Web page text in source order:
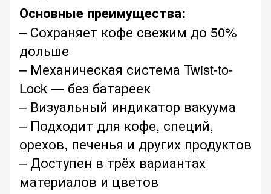
Основные преимущества:
– Сохраняет кофе свежим до 50%
дольше
– Механическая система Twist-to-
Lock — без батареек
– Визуальный индикатор вакуума
– Подходит для кофе, специй,
орехов, печенья и других продуктов
– Доступен в трёх вариантах
материалов и цветов